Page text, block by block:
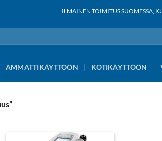
ILMAINEN TOIMITUS SUOMESSA,
AMMATTIKÄYTTÖÖN KOTIKÄYTTÖÖN